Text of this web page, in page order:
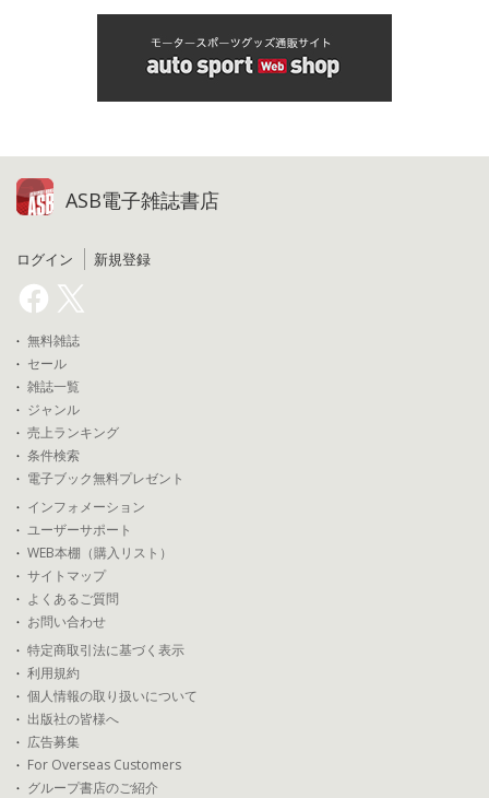
ASB電子雑誌書店
ログイン 新規登録
無料雑誌
セール
雑誌一覧
ジャンル
売上ランキング
条件検索
電子ブック無料プレゼント
インフォメーション
ユーザーサポート
WEB本棚（購入リスト）
サイトマップ
よくあるご質問
お問い合わせ
特定商取引法に基づく表示
利用規約
個人情報の取り扱いについて
出版社の皆様へ
広告募集
For Overseas Customers
グループ書店のご紹介